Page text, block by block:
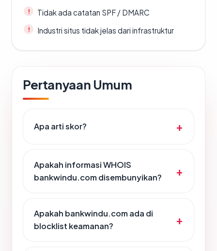
Tidak ada catatan SPF / DMARC
Industri situs tidak jelas dari infrastruktur
Pertanyaan Umum
Apa arti skor?
Apakah informasi WHOIS
bankwindu.com disembunyikan?
Apakah bankwindu.com ada di
blocklist keamanan?